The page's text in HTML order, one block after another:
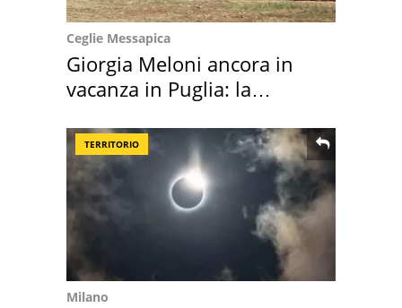
Ceglie Messapica
Giorgia Meloni ancora in
vacanza in Puglia: la
TERRITORIO
Milano